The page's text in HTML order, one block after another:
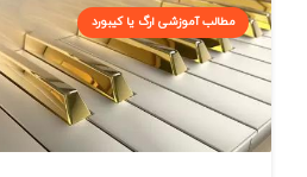
مطالب آموزشی ارگ یا کیبورد